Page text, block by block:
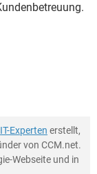
IT-Experten erstellt,
von CCM.net.
Webseite und in